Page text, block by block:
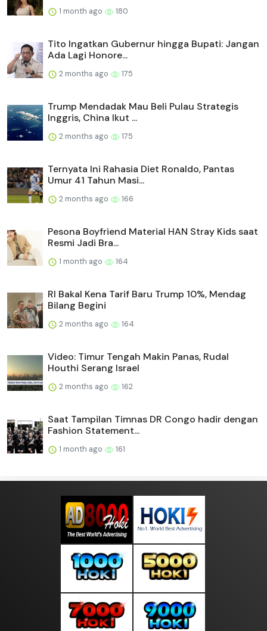
1 month ago 180
Tito Ingatkan Gubernur hingga Bupati: Jangan
Ada Lagi Honore...
2 months ago 175
Trump Mendadak Mau Beli Pulau Strategis
Inggris, China Ikut ...
2 months ago 175
Ternyata Ini Rahasia Diet Ronaldo, Pantas
Umur 41 Tahun Masi...
2 months ago 166
Pesona Boyfriend Material HAN Stray Kids saat
Resmi Jadi Bra...
1 month ago 164
RI Bakal Kena Tarif Baru Trump 10%, Mendag
Bilang Begini
2 months ago 164
Video: Timur Tengah Makin Panas, Rudal
Houthi Serang Israel
2 months ago 162
Saat Tampilan Timnas DR Congo hadir dengan
Fashion Statement...
1 month ago 161